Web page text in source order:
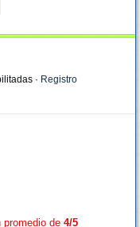
· Registro
de 4/5